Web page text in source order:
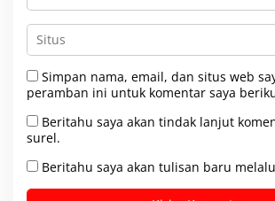
Simpan nama, email, dan situs web
peramban ini untuk komentar saya
Beritahu saya akan tindak lanjut
surel.
Beritahu saya akan tulisan baru